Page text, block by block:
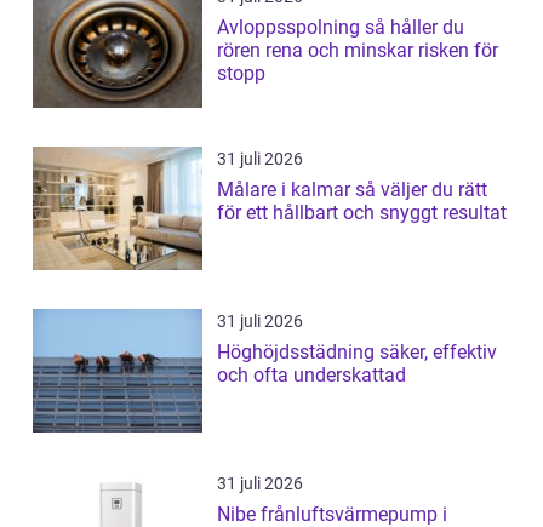
Avloppsspolning så håller du
rören rena och minskar risken för
stopp
31 juli 2026
Målare i kalmar så väljer du rätt
för ett hållbart och snyggt resultat
31 juli 2026
Höghöjdsstädning säker, effektiv
och ofta underskattad
31 juli 2026
Nibe frånluftsvärmepump i